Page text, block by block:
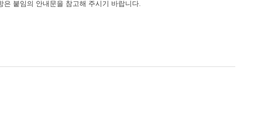
붙임의 안내문을 참고해 주시기 바랍니다.